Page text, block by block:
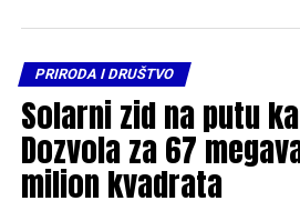
obilježavanja godišnjice tog
pastirsku obavezu da reagujemo
tumačenja crkvenih tema,
ideološke teme političarima i
saopštenju.
Smatraju da je velika šteta po
PRIRODA I DRUŠTVO
Solarni zid na putu
Dozvola za 67
milion kvadrata